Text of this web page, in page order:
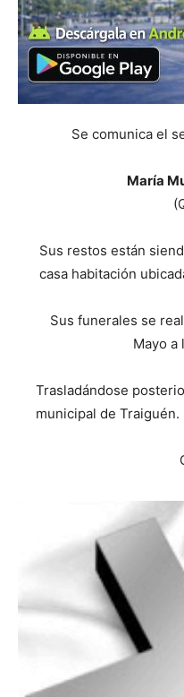
Se comunica el
María
Sus restos están
casa habitación
Sus funerales se
Mayo a
Trasladándose
municipal de Traiguén.